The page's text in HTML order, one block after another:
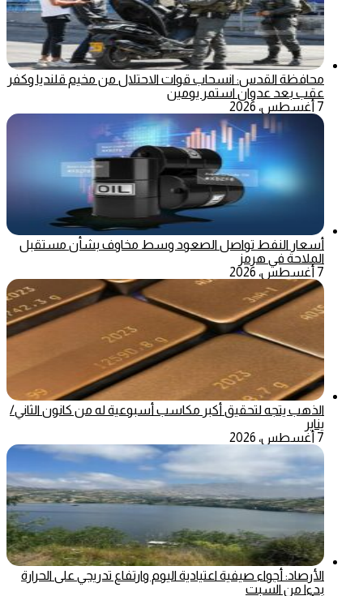
محافظة القدس: انسحاب قوات الاحتلال من مخيم قلنديا وكفر
عقب بعد عدوان استمر يومين
7 أغسطس، 2026
أسعار النفط تواصل الصعود وسط مخاوف بشأن مستقبل
الملاحة في هرمز
7 أغسطس، 2026
الذهب يتجه لتحقيق أكبر مكاسب أسبوعية له من كانون الثاني/
يناير
7 أغسطس، 2026
الأرصاد: أجواء صيفية اعتيادية اليوم وارتفاع تدريجي على الحرارة
بدءا من السبت